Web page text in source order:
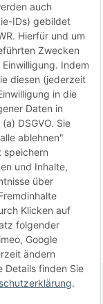
in
auch
IDs) gebildet
Hierfür und um
Zwecken
Indem
diesen (jederzeit
in die
Daten in
DSGVO. Sie
ablehnen"
speichern
und Inhalte,
über
Klicken auf
folgender
Google
ändern
Details finden Sie
.